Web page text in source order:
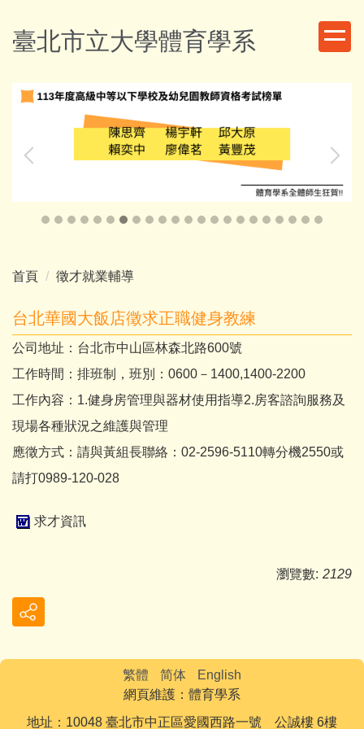
到
主
臺北市立大學體育學系
首頁 徵才就業輔導
台北華國大飯店徵求正職健身教練
公司地址：台北市中山區林森北路600號
工作時間：排班制，班別：0600－1400,1400-2200
工作內容：1.健身房管理與器材使用指導2.房客諮詢服務及
現場各種狀況之維護與管理
應徵方式：請與黃組長聯絡：02-2596-5110轉分機2550或
請打0989-120-028
求才資訊
瀏覽數: 2129
繁體 简体
English
網頁維護：體育學系
地址：10048 臺北市中正區愛國西路一號 公誠樓 6樓